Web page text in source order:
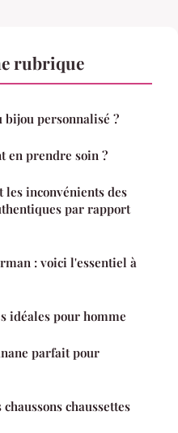
rubrique
personnalisé ?
en prendre soin ?
les inconvénients des
par rapport
: voici l'essentiel à
idéales pour homme
parfait pour
chaussettes